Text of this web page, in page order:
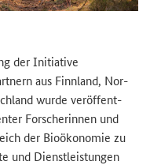
der In­itia­ti­ve
aus Finn­land, Nor­
wurde ver­öf­fent­
For­sche­rin­nen und
der Bio­öko­no­mie zu
und Dienst­leis­tun­gen